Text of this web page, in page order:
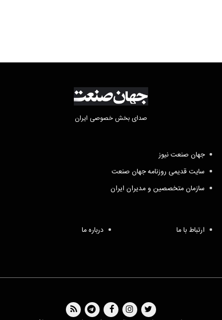
صدای بخش خصوصی ایران
جهان صنعت نیوز
سایت قدیمی روزنامه جهان صنعت
سازمان متخصصین و مدیران ایران
ارتباط با ما درباره ما